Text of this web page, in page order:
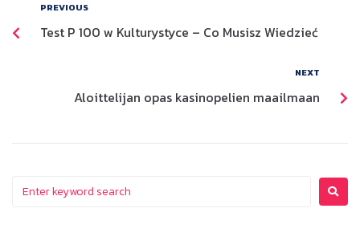
PREVIOUS
Test P 100 w Kulturystyce – Co Musisz Wiedzieć
NEXT
Aloittelijan opas kasinopelien maailmaan